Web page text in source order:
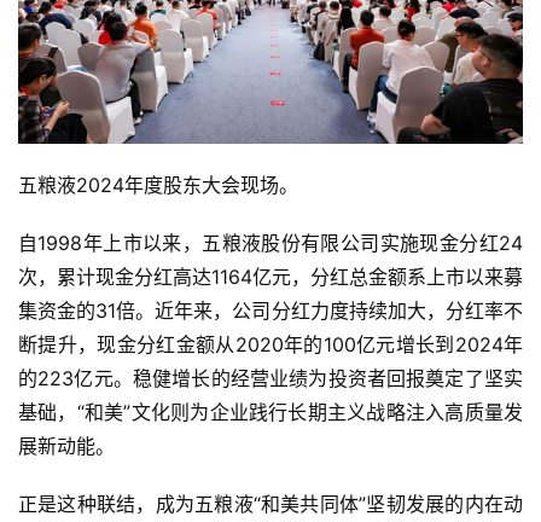
五粮液2024年度股东大会现场。
自1998年上市以来，五粮液股份有限公司实施现金分红24
次，累计现金分红高达1164亿元，分红总金额系上市以来募
集资金的31倍。近年来，公司分红力度持续加大，分红率不
断提升，现金分红金额从2020年的100亿元增长到2024年
的223亿元。稳健增长的经营业绩为投资者回报奠定了坚实
基础，“和美”文化则为企业践行长期主义战略注入高质量发
展新动能。
正是这种联结，成为五粮液“和美共同体”坚韧发展的内在动